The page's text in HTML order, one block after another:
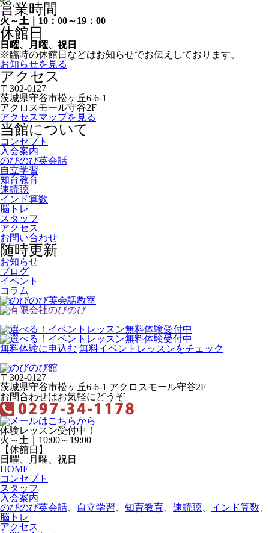
営業時間
火～土｜10：00～19：00
休館日
日曜、月曜、祝日
※臨時の休館日などはお知らせでお伝えしております。
お知らせを見る
アクセス
〒302-0127
茨城県守谷市松ヶ丘6-6-1
アクロスモール守谷2F
アクセスマップを見る
当館について
コンセプト
入会案内
のびのび英会話
自立学習
知育教育
速読聴
インド算数
脳トレ
スタッフ
アクセス
お問い合わせ
随時更新
お知らせ
ブログ
イベント
コラム
無料体験に申込む 無料イベントレッスンをチェック
〒302-0127
茨城県守谷市松ヶ丘6-6-1 アクロスモール守谷2F
お問合わせはお気軽にどうぞ
体験レッスン受付中！
火～土｜10:00～19:00
【休館日】
日曜、月曜、祝日
HOME
コンセプト
スタッフ
入会案内
のびのび英会話
自立学習 知育教育 速読聴 インド算数
脳トレ
アクセス